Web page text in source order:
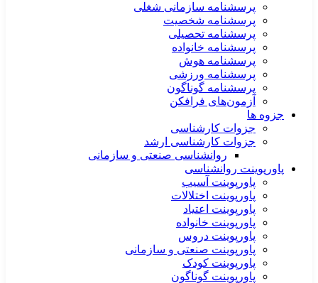
پرسشنامه سازمانی شغلی
پرسشنامه شخصیت
پرسشنامه تحصیلی
پرسشنامه خانواده
پرسشنامه هوش
پرسشنامه ورزشی
پرسشنامه گوناگون
آزمون‌های فرافکن
جزوه ها
جزوات کارشناسی
جزوات کارشناسی ارشد
روانشناسی صنعتی و سازمانی
پاورپوینت روانشناسی
پاورپوینت آسیب
پاورپوینت اختلالات
پاورپوینت اعتیاد
پاورپوینت خانواده
پاورپوینت دروس
پاورپوینت صنعتی و سازمانی
پاورپوینت کودک
پاورپوینت گوناگون